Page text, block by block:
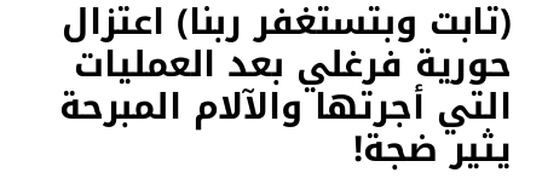
(تابت وبتستغفر ربنا) اعتزال
حورية فرغلي بعد العمليات
التي أجرتها والآلام المبرحة
يثير ضجة!